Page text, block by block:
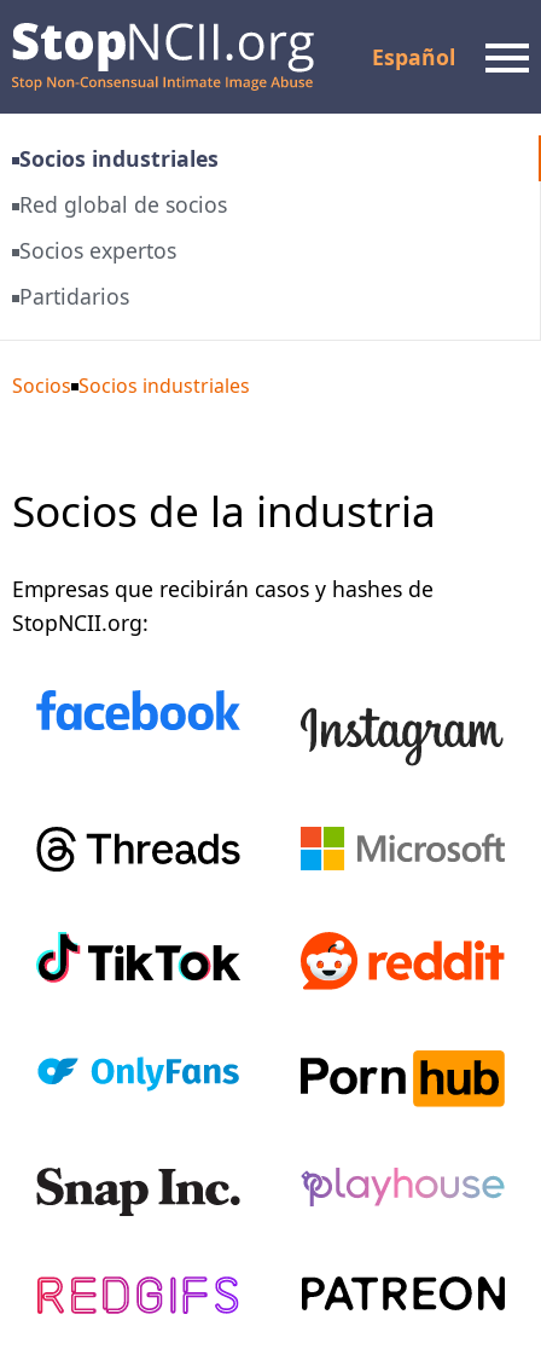
Español
Comprobar el estado del
caso
Recursos y apoyo
Acerca de nosotros
PREGUNTAS FRECUENTES
Crea tu caso
Socios industriales
Red global de socios
Socios expertos
Partidarios
Socios Socios industriales
Socios de la industria
Empresas que recibirán casos y hashes de
StopNCII.org: